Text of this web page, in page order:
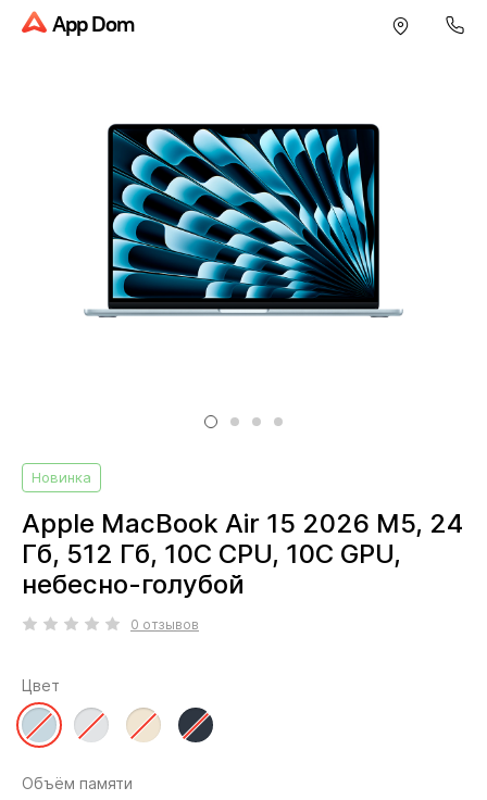
App Dom
Новинка
Apple MacBook Air 15 2026 M5, 24
Гб, 512 Гб, 10C CPU, 10C GPU,
небесно-голубой
0 отзывов
Цвет
Объём памяти